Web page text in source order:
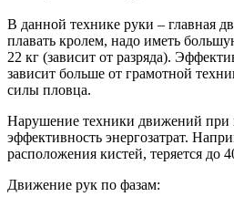
В данной технике руки – главная
плавать кролем, надо иметь
22 кг (зависит от разряда).
зависит больше от грамотной
силы пловца.
Нарушение техники движений при
эффективность энергозатрат.
расположения кистей, теряется до
Движение рук по фазам: